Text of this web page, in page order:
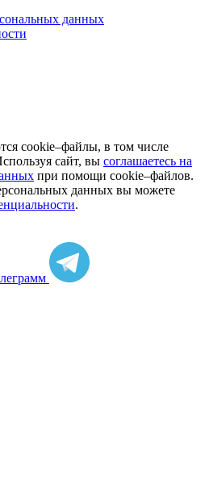
данных
cookie–файлы, в том числе
сайт, вы соглашаетесь на
при помощи cookie–файлов.
данных вы можете
.